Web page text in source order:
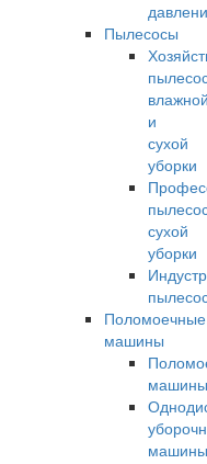
Пылесосы
влажной
и
сухой
уборки
сухой
уборки
Поломоечные
машины
машины
машины